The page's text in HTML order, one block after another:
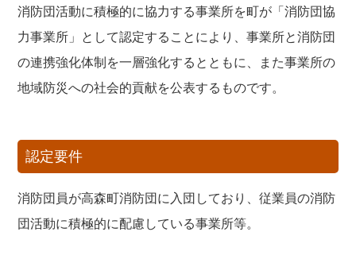
消防団活動に積極的に協力する事業所を町が「消防団協
力事業所」として認定することにより、事業所と消防団
の連携強化体制を一層強化するとともに、また事業所の
地域防災への社会的貢献を公表するものです。
認定要件
消防団員が高森町消防団に入団しており、従業員の消防
団活動に積極的に配慮している事業所等。